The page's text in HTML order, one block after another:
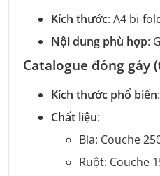
Kích thước: A4 bi-
Nội dung phù hợp:
Catalogue đóng gáy
Kích thước phổ biến
Chất liệu:
Bìa: Couche
Ruột: Couche